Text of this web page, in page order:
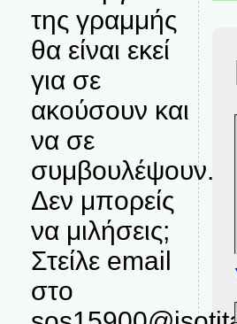
της γραμμής
θα είναι εκεί
για σε
ακούσουν και
να σε
συμβουλέψουν.
Δεν μπορείς
να μιλήσεις;
Στείλε email
στο